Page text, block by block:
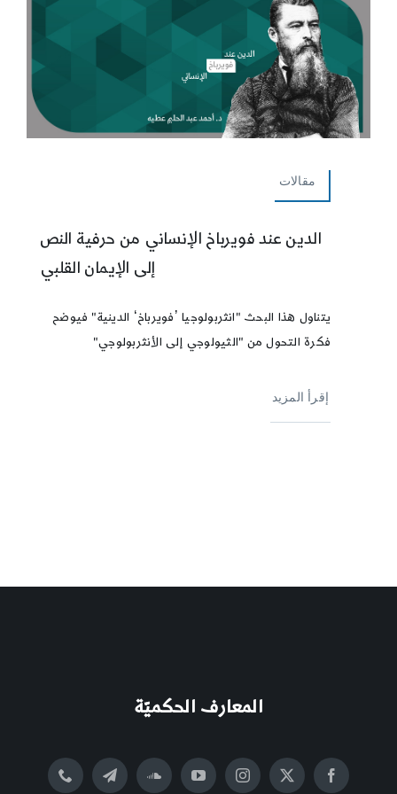
مقالات
الدين عند فويرباخ الإنساني من حرفية النص
إلى الإيمان القلبي
يتناول هذا البحث "انثربولوجيا ʼفويرباخʻ الدينية" فيوضح
فكرة التحول من "الثيولوجي إلى الأنثربولوجي"
إقرأ المزيد
المعارف الحكميّة